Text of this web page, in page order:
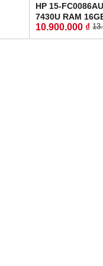
HP 15-
7430U RAM
512GB MÀN
FullHD IPS
10.900.000 ₫